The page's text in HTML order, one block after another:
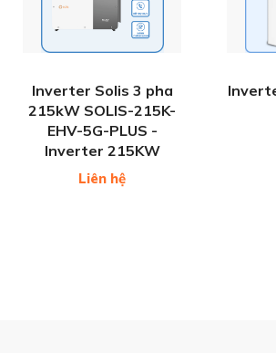
Inverter Solis 3 pha
215kW SOLIS-215K-
EHV-5G-PLUS -
Inverter 215KW
Liên hệ